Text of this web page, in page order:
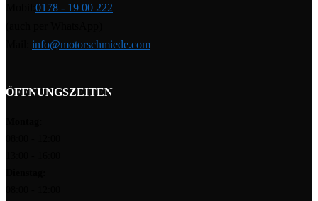
0178 - 19 00 222
info@motorschmiede.com
ÖFFNUNGSZEITEN